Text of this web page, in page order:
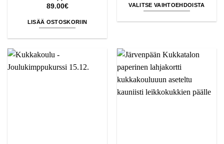
89.00€
LISÄÄ OSTOSKORIIN
-
820.00€
VALITSE VAIHTOEHDOISTA
muunnelma.
Voit
tehdä
valinnat